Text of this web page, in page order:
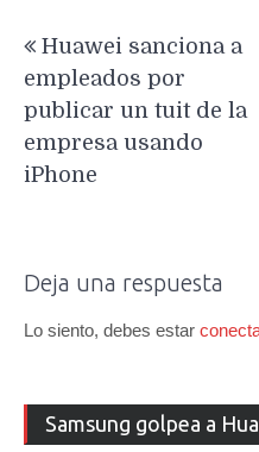
entradas
Huawei sanciona a
empleados por
publicar un tuit de la
empresa usando
iPhone
Deja una respuesta
Lo siento, debes estar
Samsung golpea a